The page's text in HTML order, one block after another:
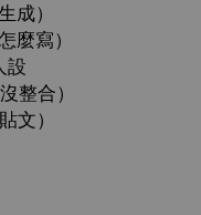
成）
麼寫）
設
整合）
文）